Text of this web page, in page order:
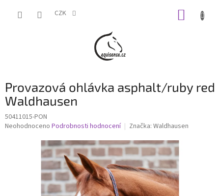
CZK
Provazová ohlávka asphalt/ruby red
Waldhausen
50411015-PON
Průměrné
Neohodnoceno Podrobnosti hodnocení Značka: Waldhausen